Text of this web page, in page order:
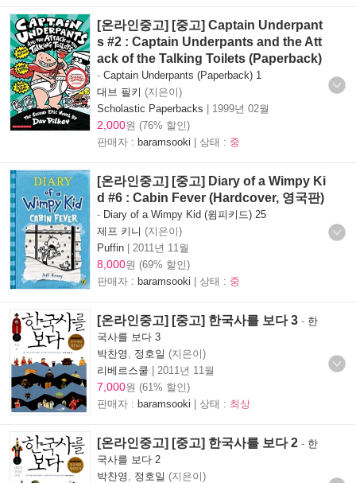
[온라인중고] [중고] Captain Underpant
s #2 : Captain Underpants and the Att
ack of the Talking Toilets (Paperback)
- Captain Underpants (Paperback) 1
대브 필키 (지은이)
Scholastic Paperbacks | 1999년 02월
2,000원 (76% 할인)
판매자 : baramsooki | 상태 : 중
[온라인중고] [중고] Diary of a Wimpy Ki
d #6 : Cabin Fever (Hardcover, 영국판)
- Diary of a Wimpy Kid (윔피키드) 25
제프 키니 (지은이)
Puffin | 2011년 11월
8,000원 (69% 할인)
판매자 : baramsooki | 상태 : 중
[온라인중고] [중고] 한국사를 보다 3 - 한
국사를 보다 3
박찬영
정호일 (지은이)
리베르스쿨 | 2011년 11월
7,000원 (61% 할인)
판매자 : baramsooki | 상태 : 최상
[온라인중고] [중고] 한국사를 보다 2 - 한
국사를 보다 2
박찬영
정호일 (지은이)